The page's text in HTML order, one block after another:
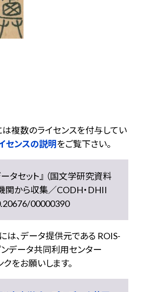
は複数のライセンスを付与してい
センスの説明をご覧下さい。
タセット』 （国文学研究資料
関から収集／CODH・DHII
00000390
は、データ提供元である ROIS-
データ共同利用センター
をお願いします。